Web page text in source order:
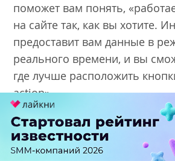
поможет вам понять,
на сайте так, как вы хотите.
предоставит вам данные в
реального времени, и вы
где лучше расположить
action».
Недостатки: